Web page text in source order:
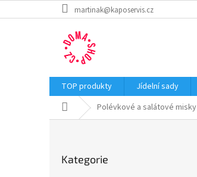
na
martinak@kaposervis.cz
TOP produkty Jídelní sady
Domů Polévkové a salátové misky
kategorie
Kategorie